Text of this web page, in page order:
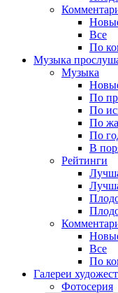
Все
По
Музыка
Музыка
По
По
По
По
В
Рейтинги
Все
По
Галереи
Фотосерия